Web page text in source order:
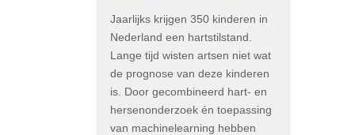
Jaarlijks krijgen 350 kinderen in
Nederland een hartstilstand.
Lange tijd wisten artsen niet wat
de prognose van deze kinderen
is. Door gecombineerd hart- en
hersenonderzoek én toepassing
van machinelearning hebben